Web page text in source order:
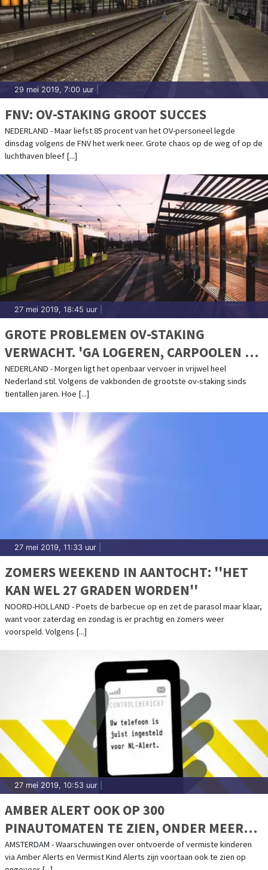
29 mei 2019, 7:00 uur
FNV: OV-STAKING GROOT SUCCES
NEDERLAND - Maar liefst 85 procent van het OV-personeel legde
dinsdag volgens de FNV het werk neer. Grote chaos op de weg of op de
luchthaven bleef [...]
27 mei 2019, 18:45 uur
GROTE PROBLEMEN OV-STAKING
VERWACHT. 'GA LOGEREN, CARPOOLEN OF
THUISWERKEN'
NEDERLAND - Morgen ligt het openbaar vervoer in vrijwel heel
Nederland stil. Volgens de vakbonden de grootste ov-staking sinds
tientallen jaren. Hoe [...]
27 mei 2019, 11:33 uur
ZOMERS WEEKEND IN AANTOCHT: ''HET
KAN WEL 27 GRADEN WORDEN''
NOORD-HOLLAND - Poets de barbecue op en zet de parasol maar klaar,
want voor zaterdag en zondag is er prachtig en zomers weer
voorspeld. Volgens [...]
27 mei 2019, 10:53 uur
AMBER ALERT OOK OP 300
PINAUTOMATEN TE ZIEN, ONDER MEER
OP SCHIPHOL
AMSTERDAM - Waarschuwingen over ontvoerde of vermiste kinderen
via Amber Alerts en Vermist Kind Alerts zijn voortaan ook te zien op